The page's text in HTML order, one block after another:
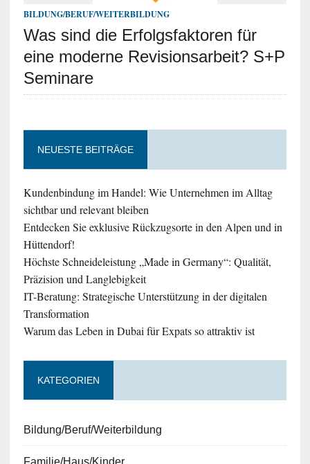
BILDUNG/BERUF/WEITERBILDUNG
Was sind die Erfolgsfaktoren für
eine moderne Revisionsarbeit? S+P
Seminare
NEUESTE BEITRÄGE
Kundenbindung im Handel: Wie Unternehmen im Alltag
sichtbar und relevant bleiben
Entdecken Sie exklusive Rückzugsorte in den Alpen und in
Hüttendorf!
Höchste Schneideleistung „Made in Germany“: Qualität,
Präzision und Langlebigkeit
IT-Beratung: Strategische Unterstützung in der digitalen
Transformation
Warum das Leben in Dubai für Expats so attraktiv ist
KATEGORIEN
Bildung/Beruf/Weiterbildung
Familie/Haus/Kinder